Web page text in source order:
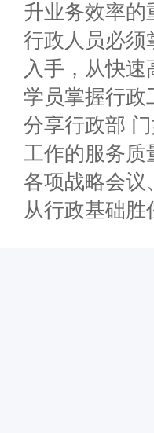
升业务效率的
行政人员必须
入手，从快
学员掌握行政
分享行政部
工作的服务质
各项战略会议
从行政基础